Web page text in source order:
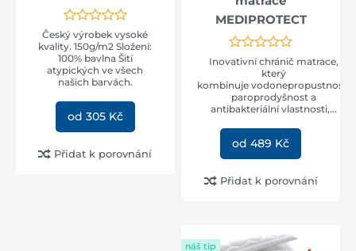
Český výrobek vysoké
kvality. 150g/m2 Složení:
100% bavlna Šití
atypických ve všech
našich barvách.
od 305 Kč
Přidat k porovnání
MEDIPROTECT
Inovativní chránič matrace,
který
kombinuje vodonepropustnost,
paroprodyšnost a
antibakteriální vlastnosti,...
od 489 Kč
Přidat k porovnání
náš tip